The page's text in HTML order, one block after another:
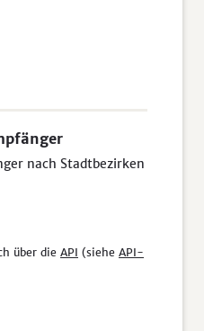
nach Stadtbezirken
über die API (siehe API-